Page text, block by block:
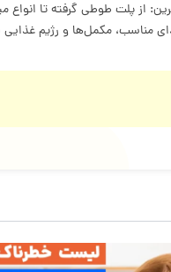
از پلت طوطی گرفته تا
مناسب، مکمل‌ها و رژیم